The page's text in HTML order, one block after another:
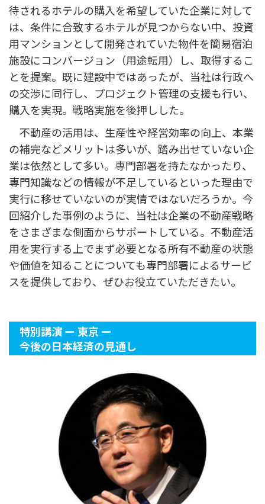
待されるホテルの購入を希望していた企業に対して
は、条件に合致するホテルが見つからない中、投資
用マンションとして開発されていた物件を簡易宿泊
施設にコンバージョン（用途転用）し、取得するこ
とを提案。既に建設中ではあったが、当社は行政へ
の交渉に同行し、プロジェクト管理の支援も行い、
購入を実現。戦略実施を後押しした。
不動産の活用は、生産性や経営効率の向上、本業
の補完などメリットは多いが、踏み出せていない企
業は依然として多い。専門部署を持たなかったり、
専門知識などの情報が不足しているといった理由で
実行に移せていないのが実情ではないだろうか。今
回紹介した事例のように、当社は企業の不動産戦略
をさまざまな側面からサポートしている。不動産活
用を実行する上でまず必要となる所有不動産の状態
や価値を知ることについても専門部署によるサービ
スを提供しており、ぜひお役立ていただきたい。
特別講演 ー 東京 ー
今後の日本経済の見通し